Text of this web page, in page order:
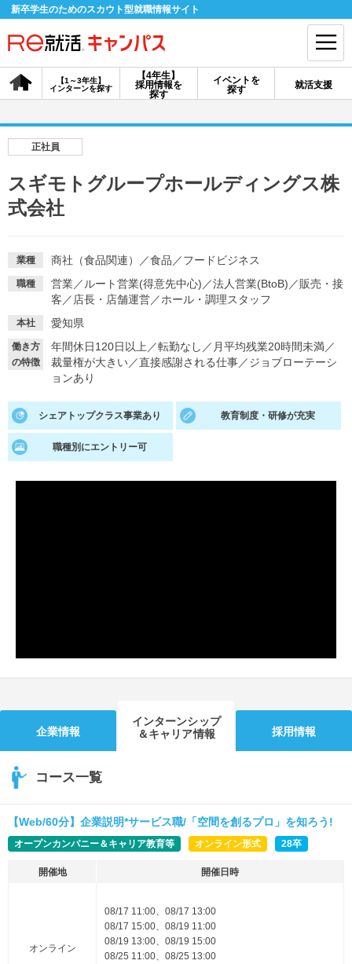
新卒学生のためのスカウト型就職情報サイト
【4年生】
採用情報を
探す
【1～3年生】
インターンを探す
イベントを
探す
就活支援
会員登録 ログイン
イベントを探す スカウト お知らせ
就活ノウハウ・サポート
就活支援
就活ノウハウが満載！ お役立ち記事・相談室など
あなたに合う仕事を診断！
正社員
スギモトグループホールディングス株
式会社
業種 商社（食品関連） ／食品 ／フードビジネス
職種 営業／ ルート営業(得意先中心) ／法人営業(BtoB) ／販売・接
客 ／ 店長・店舗運営／ホール・調理スタッフ
本社 愛知県
働き方
の特徴
年間休日120日以上 ／転勤なし ／ 月平均残業20時間未満／
裁量権が大きい／直接感謝される仕事／ジョブローテーシ
ョンあり
シェアトップクラス事業あり 教育制度・研修が充実
職種別にエントリー可
企業情報
インターンシップ
＆キャリア情報
採用情報
コース一覧
【Web/60分】企業説明*サービス職/「空間を創るプロ」を知ろう!
オープンカンパニー＆キャリア教育等 オンライン形式 28卒
開催地 開催日時
オンライン
08/17 11:00、08/17 13:00
08/17 15:00、08/19 11:00
08/19 13:00、08/19 15:00
08/25 11:00、08/25 13:00